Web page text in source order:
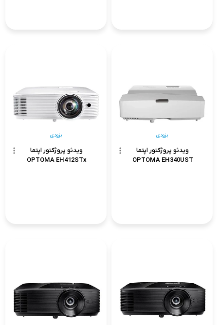
ویدئو پروژکتور اپتما
OPTOMA EH340UST
بزودی
ویدئو پروژکتور اپتما
OPTOMA EH412STx
بزودی